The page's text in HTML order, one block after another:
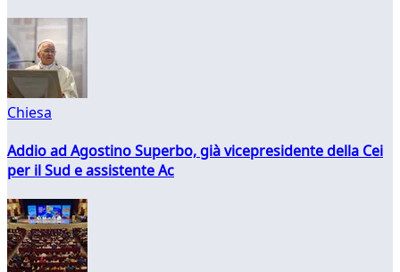
Chiesa
Addio ad Agostino Superbo, già vicepresidente della Cei
per il Sud e assistente Ac